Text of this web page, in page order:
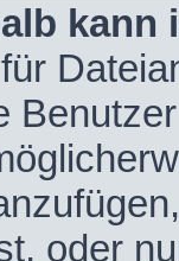
kann
oder